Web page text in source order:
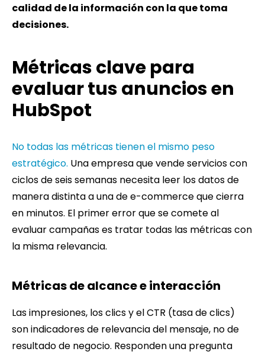
calidad de la información con la que toma
decisiones.
Métricas clave para
evaluar tus anuncios en
HubSpot
No todas las métricas tienen el mismo peso
estratégico. Una empresa que vende servicios con
ciclos de seis semanas necesita leer los datos de
manera distinta a una de e-commerce que cierra
en minutos. El primer error que se comete al
evaluar campañas es tratar todas las métricas con
la misma relevancia.
Métricas de alcance e interacción
Las impresiones, los clics y el CTR (tasa de clics)
son indicadores de relevancia del mensaje, no de
resultado de negocio. Responden una pregunta